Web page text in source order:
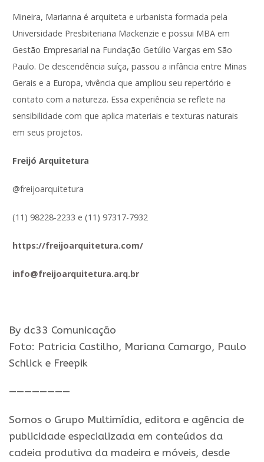
Mineira, Marianna é arquiteta e urbanista formada pela
Universidade Presbiteriana Mackenzie e possui MBA em
Gestão Empresarial na Fundação Getúlio Vargas em São
Paulo. De descendência suíça, passou a infância entre Minas
Gerais e a Europa, vivência que ampliou seu repertório e
contato com a natureza. Essa experiência se reflete na
sensibilidade com que aplica materiais e texturas naturais
em seus projetos.
Freijó Arquitetura
@freijoarquitetura
(11) 98228-2233 e (11) 97317-7932
https://freijoarquitetura.com/
info@freijoarquitetura.arq.br
By dc33 Comunicação
Foto: Patricia Castilho, Mariana Camargo, Paulo
Schlick e Freepik
————————
Somos o Grupo Multimídia, editora e agência de
publicidade especializada em conteúdos da
cadeia produtiva da madeira e móveis, desde